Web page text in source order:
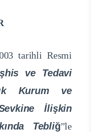
Resmi
ve Tedavi
Kurum ve
İlişkin
Tebliğ”le